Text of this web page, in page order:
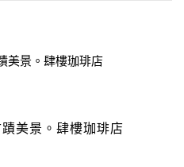
美景。肆樓珈琲店